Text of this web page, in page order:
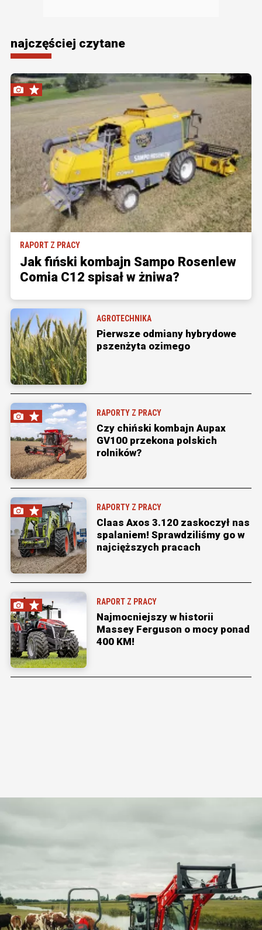
najczęściej czytane
RAPORT Z PRACY
Jak fiński kombajn Sampo Rosenlew
Comia C12 spisał w żniwa?
AGROTECHNIKA
Pierwsze odmiany hybrydowe
pszenżyta ozimego
RAPORTY Z PRACY
Czy chiński kombajn Aupax
GV100 przekona polskich
rolników?
RAPORTY Z PRACY
Claas Axos 3.120 zaskoczył nas
spalaniem! Sprawdziliśmy go w
najcięższych pracach
RAPORT Z PRACY
Najmocniejszy w historii
Massey Ferguson o mocy ponad
400 KM!